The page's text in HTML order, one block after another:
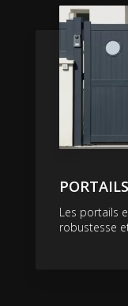
Les portails
robustesse